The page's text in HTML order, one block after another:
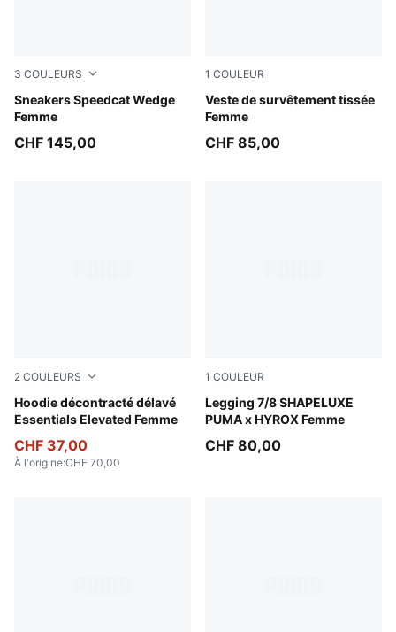
3 COULEURS
Sneakers Speedcat Wedge
Femme
Totally Taupe-Chocolate
CHF 145,00
1 COULEUR
Veste de survêtement tissée
Femme
Puma Black
CHF 85,00
2 COULEURS
Hoodie décontracté délavé
Essentials Elevated Femme
Cool Blue
CHF 37,00
À l'origine:CHF 70,00
1 COULEUR
Legging 7/8 SHAPELUXE
PUMA x HYROX Femme
Puma Black
CHF 80,00